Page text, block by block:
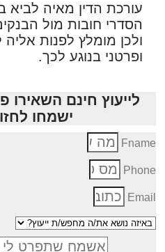
עורכת הדין מאיה לביא
הסדרי חובות מול
ולכן מומלץ לפנות אליה
ופרטני בנוגע לכך.
לייעוץ חינם השאירו
ישמחו